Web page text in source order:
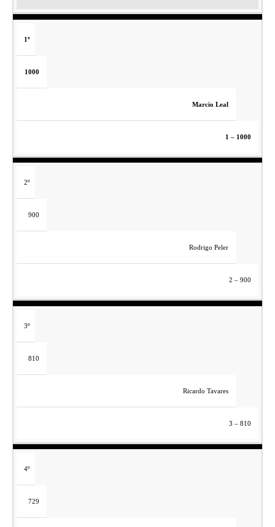
1º
1000
Marcio Leal
1 – 1000
2º
900
Rodrigo Peler
2 – 900
3º
810
Ricardo Tavares
3 – 810
4º
729